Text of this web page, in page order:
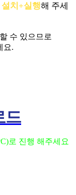
치+실행해 주세
수 있으므로
요.
드
로 진행 해주세요